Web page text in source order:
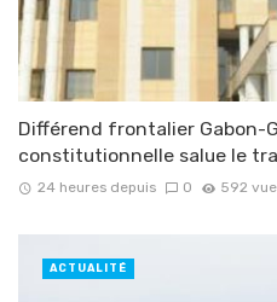
Différend frontalier Gabon-
constitutionnelle salue le
24 heures depuis 0 592
ACTUALITÉ